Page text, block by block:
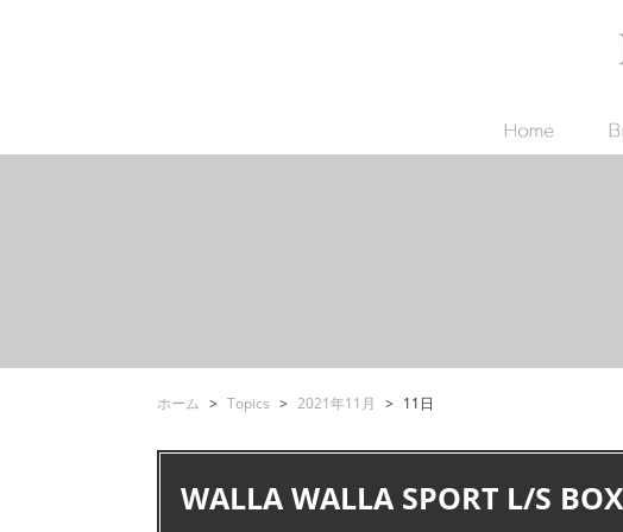
ホーム Topics 2021年11月 11日
WALLA WALLA SPORT L/S